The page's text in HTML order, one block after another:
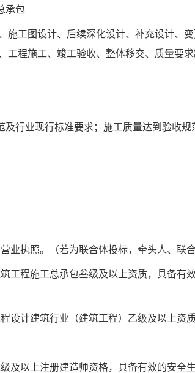
承包
施工图设计、后续深化设计、补充设计、
程施工、竣工验收、整体移交、质量要
行业现行标准要求；施工质量达到验收规
业执照。（若为联合体投标，牵头人、联
工程施工总承包叁级及以上资质，具备有
设计建筑行业（建筑工程）乙级及以上资
及以上注册建造师资格，具备有效的安全